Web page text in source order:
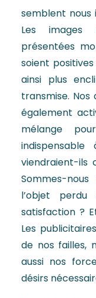
semblent nous
Les images
présentées
soient
ainsi plus
transmise. Nos
également
mélange
viendraient-ils
Sommes-
l’objet
satisfaction ?
Les
de nos failles,
aussi nos
désirs